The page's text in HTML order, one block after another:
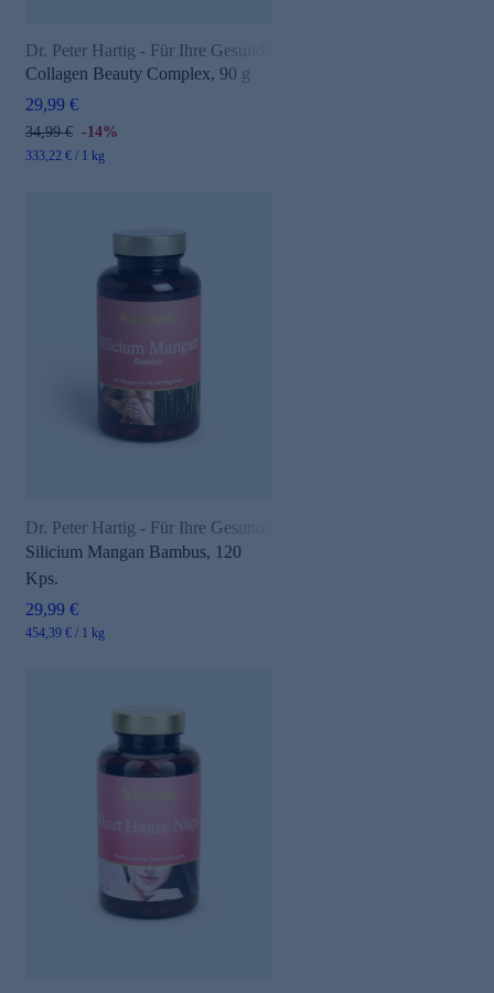
Dr. Peter Hartig - Für Ihre Gesundheit
Collagen Beauty Complex, 90 g
29,99 €
34,99 € -14%
333,22 € / 1 kg
Dr. Peter Hartig - Für Ihre Gesundheit
Silicium Mangan Bambus, 120
Kps.
29,99 €
454,39 € / 1 kg